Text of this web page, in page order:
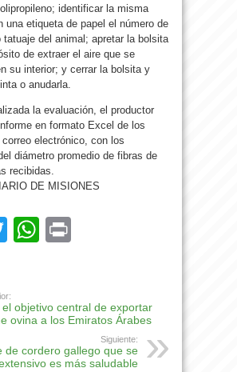
identificar la misma
una etiqueta de papel el número de
tatuaje del animal; apretar la bolsita
de extraer el aire que se
su interior; y cerrar la bolsita y
o anudarla.
la evaluación, el productor
en formato Excel de los
electrónico, con los
diámetro promedio de fibras de
recibidas.
DE MISIONES
TwitterWhatsApp
el objetivo central de exportar
ovina a los Emiratos Árabes
Siguiente:
de cordero gallego que se
es más saludable